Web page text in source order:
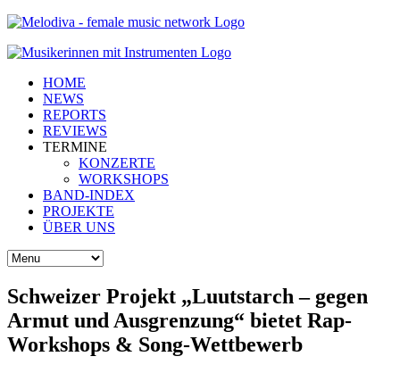
HOME
NEWS
REPORTS
REVIEWS
TERMINE
KONZERTE
WORKSHOPS
BAND-INDEX
PROJEKTE
ÜBER UNS
Schweizer Projekt „Luutstarch – gegen
Armut und Ausgrenzung“ bietet Rap-
Workshops & Song-Wettbewerb